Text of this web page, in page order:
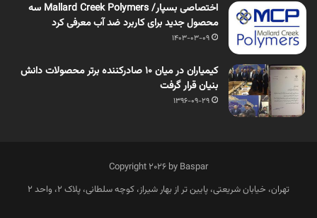
اختصاصی بسپار/ Mallard Creek Polymers سه
محصول جدید برای کاربرد ضد آب معرفی کرد
1403-03-09
کیمیاران در میان 10 صادرکننده برتر محصولات دانش
بنیان قرار گرفت
1396-09-29
Copyright 2026 by Baspar
تهران، خیابان شریعتی، پایین تر از بهار شیراز، کوچه سلطانی، پلاک 2، واحد 2